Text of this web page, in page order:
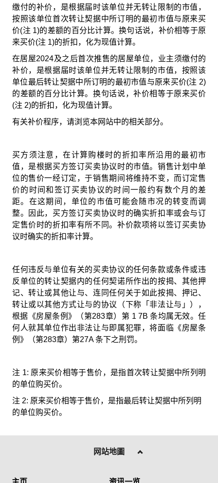
缴付的补价，是根据届时该单位并无转让限制的市值，
按照该单位首次转让契据中所订明的最初市值与原来买
价(注 1)的差额的百分比计算。换句话说，补价相等于原
来买价(注 1)的折扣，化为现值计算。
在居屋2024及之后首次推售的居屋单位，业主须缴付的
补价，是根据届时该单位并无转让限制的市值，按照该
单位最后转让契据中所订明的最初市值与原来买价(注 2)
的差额的百分比计算。换句话说，补价相等于原来买价
(注 2)的折扣，化为现值计算。
有关补价程序，请浏览本网站中的相关部分。
买方须注意，在计算购楼时的折扣率所沿用的最初市
值，是根据买方签订买卖协议时的市值。销售计划中单
位的售价一经订定，于销售期间将维持不变，而订定售
价的时间和签订买卖协议的时间一般约有数个月的差
距。在这期间，单位的市值可能会随市况的转变而调
整。因此，买方签订买卖协议时的确实折扣率或会与订
定售价时的折扣率有所不同。补价款项将以签订买卖协
议时确实的折扣率计算。
任何违反与单位有关的买卖协议的任何条款或条件或违
反单位的转让契据内的任何契诺所作出的按揭、其他押
记、转让或其他让与、连同任何关于如此按揭、押记、
转让或以其他方式让与的协议（下称「非法让与」），
根据《房屋条例》（第283章）第 1 7B 条均属无效。任
何人就其单位作出非法让与即属犯罪，将面临《房屋条
例》（第283章）第27A 条下之刑罚。
注 1: 原来买价相等于售价，是指首次转让契据中所列明
的单位购买价。
注 2: 原来买价相等于售价，是指最后转让契据中所列明
的单位购买价。
网站地圖